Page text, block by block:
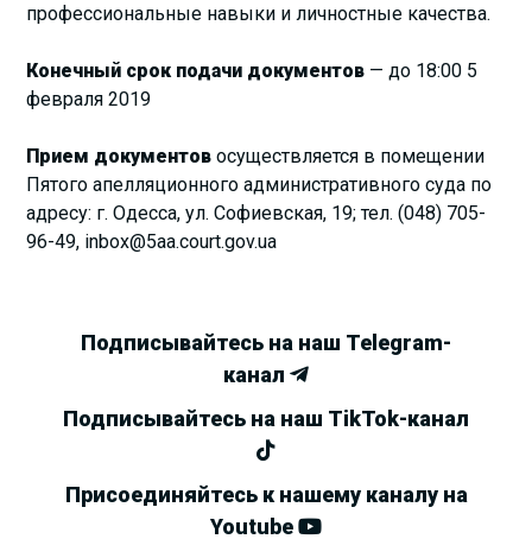
профессиональные навыки и личностные качества.
Конечный срок подачи документов — до 18:00 5
февраля 2019
Прием документов осуществляется в помещении
Пятого апелляционного административного суда по
адресу: г. Одесса, ул. Софиевская, 19; тел. (048) 705-
96-49, inbox@5aa.court.gov.ua
Подписывайтесь на наш Telegram-
канал
Подписывайтесь на наш TikTok-канал
Присоединяйтесь к нашему каналу на
Youtube